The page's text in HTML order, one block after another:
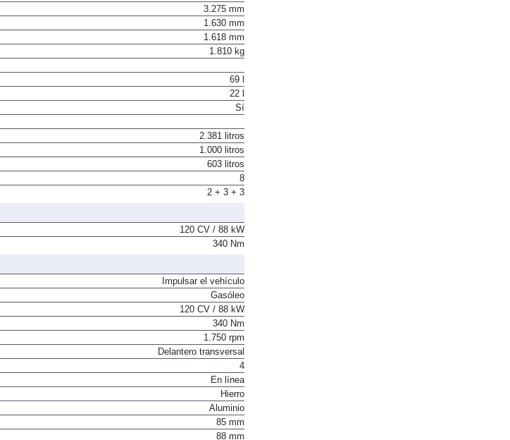
1.940 mm
3.275 mm
1.630 mm
1.618 mm
69 l
22 l
2.381 litros
1.000 litros
603 litros
8
120 CV / 88 kW
Impulsar el vehículo
Gasóleo
120 CV / 88 kW
340 Nm
1.750 rpm
Delantero transversal
4
En línea
Hierro
Aluminio
85 mm